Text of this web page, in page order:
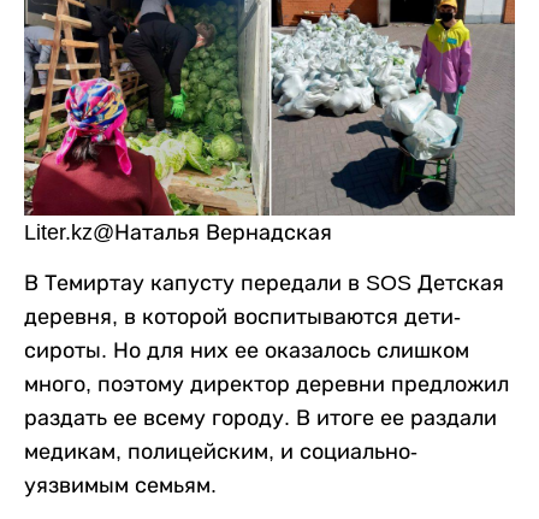
Liter.kz@Наталья Вернадская
В Темиртау капусту передали в SOS Детская
деревня, в которой воспитываются дети-
сироты. Но для них ее оказалось слишком
много, поэтому директор деревни предложил
раздать ее всему городу. В итоге ее раздали
медикам, полицейским, и социально-
уязвимым семьям.